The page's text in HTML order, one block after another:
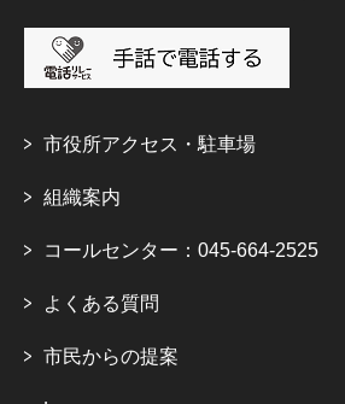
市役所アクセス・駐車場
組織案内
コールセンター：045-664-2525
よくある質問
市民からの提案